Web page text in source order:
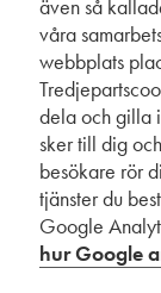
även så
våra
webbplats
dela och gilla
sker till dig
besökare rör
tjänster du
Google
hur Google